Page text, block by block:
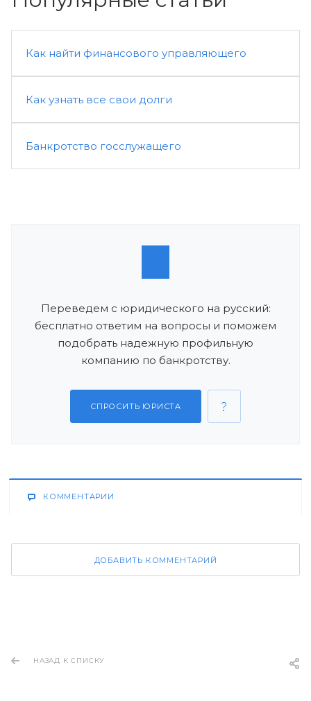
Как найти финансового управляющего
Как узнать все свои долги
Банкротство госслужащего
Переведем с юридического на русский:
бесплатно ответим на вопросы и поможем
подобрать надежную профильную
компанию по банкротству.
СПРОСИТЬ ЮРИСТА
КОММЕНТАРИИ
ДОБАВИТЬ КОММЕНТАРИЙ
НАЗАД К СПИСКУ